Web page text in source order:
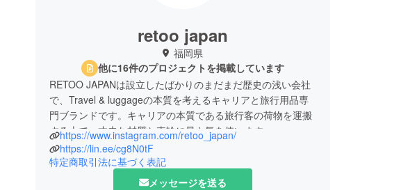
retoo japan
福岡県
他に16件のプロジェクトを掲載しています
RETOO JAPANは設立したばかりのまだまだ歴史の浅い会社
で、Travel & luggageの本質を考えるキャリアと旅行用品専
門ブランドです。キャリアの本質である旅行客の荷物を運搬
する上で、丈夫な材質と車輪に最も気を使います。
皆様の楽しいひと時を作るアイテムをお届けしたい！その一
心で、当プロジェクトに取り組んで参ります。
少しでも多くの方にご支援をいただけましたら幸いでござい
https://www.instagram.com/retoo_japan/
https://lin.ee/cg8N0tF
特定商取引法に基づく表記
メッセージを送る